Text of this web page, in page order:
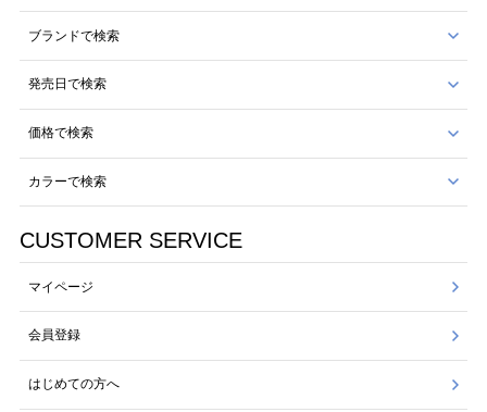
ブランドで検索
発売日で検索
価格で検索
カラーで検索
CUSTOMER SERVICE
マイページ
会員登録
はじめての方へ